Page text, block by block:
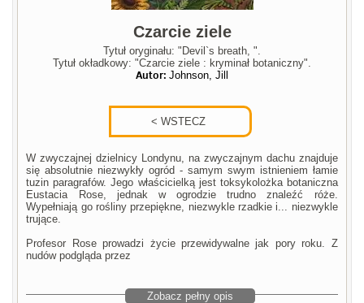
Czarcie ziele
Tytuł oryginału: "Devil`s breath, ".
Tytuł okładkowy: "Czarcie ziele : kryminał botaniczny".
Autor: Johnson, Jill
W zwyczajnej dzielnicy Londynu, na zwyczajnym dachu znajduje
się absolutnie niezwykły ogród - samym swym istnieniem łamie
tuzin paragrafów. Jego właścicielką jest toksykolożka botaniczna
Eustacia Rose, jednak w ogrodzie trudno znaleźć róże.
Wypełniają go rośliny przepiękne, niezwykle rzadkie i... niezwykle
trujące.
Profesor Rose prowadzi życie przewidywalne jak pory roku. Z
nudów podgląda przez
Zobacz pełny opis